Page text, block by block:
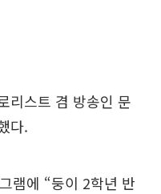
리스트 겸 방송인 문
다.
램에 “둥이 2학년 반